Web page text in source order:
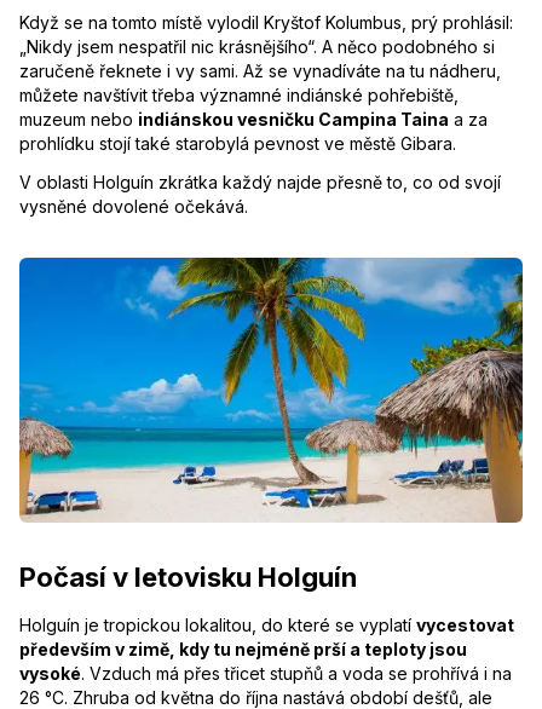
Když se na tomto místě vylodil Kryštof Kolumbus, prý prohlásil:
„Nikdy jsem nespatřil nic krásnějšího“. A něco podobného si
zaručeně řeknete i vy sami. Až se vynadíváte na tu nádheru,
můžete navštívit třeba významné indiánské pohřebiště,
muzeum nebo indiánskou vesničku Campina Taina a za
prohlídku stojí také starobylá pevnost ve městě Gibara.
V oblasti Holguín zkrátka každý najde přesně to, co od svojí
vysněné dovolené očekává.
Počasí v letovisku Holguín
Holguín je tropickou lokalitou, do které se vyplatí vycestovat
především v zimě, kdy tu nejméně prší a teploty jsou
vysoké. Vzduch má přes třicet stupňů a voda se prohřívá i na
26 °C. Zhruba od května do října nastává období dešťů, ale